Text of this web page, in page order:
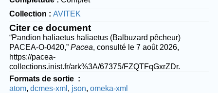
Collection
AVITEK
Citer ce document
“Pandion haliaetus haliaetus (Balbuzard pêcheur)
PACEA-O-0420,” Pacea, consulté le 7 août 2026,
https://pacea-
collections.inist.fr/ark%3A/67375/FZQTFqGxrZDr.
Formats de sortie
atom dcmes-xml json omeka-xml